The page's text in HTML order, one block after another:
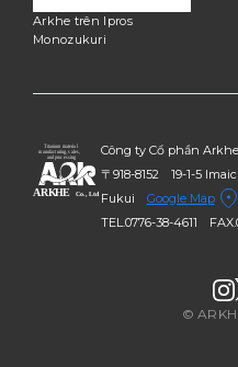
Arkhe trên Ipros
Monozukuri
Công ty Cổ phần Arkhe
〒918-8152 19-1-5
Fukui Google Map
TEL.0776-38-4611
©